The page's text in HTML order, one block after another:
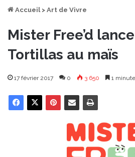
Accueil > Art de Vivre
Mister Free’d
Tortillas au maïs
17 février 2017 0 3 650 1